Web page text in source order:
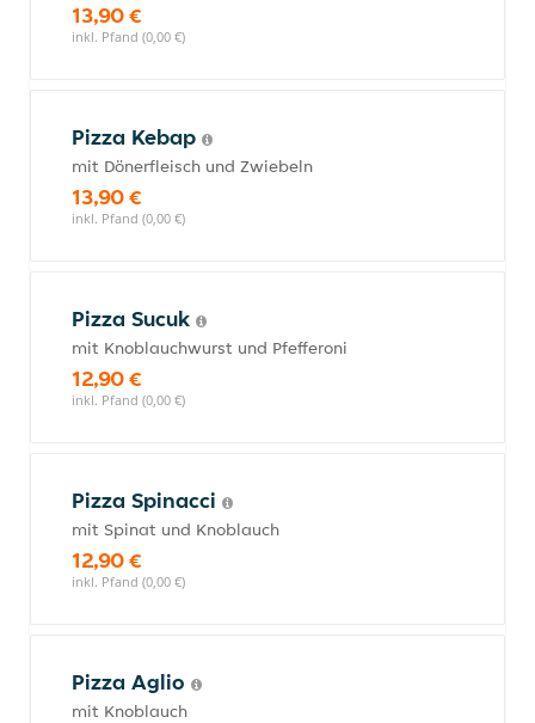
13,90 €
inkl. Pfand (0,00 €)
Pizza Kebap
mit Dönerfleisch und Zwiebeln
13,90 €
inkl. Pfand (0,00 €)
Pizza Sucuk
mit Knoblauchwurst und Pfefferoni
12,90 €
inkl. Pfand (0,00 €)
Pizza Spinacci
mit Spinat und Knoblauch
12,90 €
inkl. Pfand (0,00 €)
Pizza Aglio
mit Knoblauch